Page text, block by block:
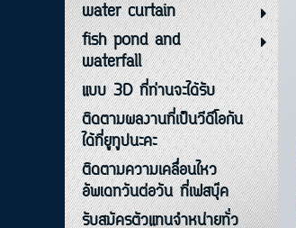
water curtain
fish pond and
waterfall
แบบ 3D ที่ท่านจะได้รับ
ติดตามผลงานที่เป็นวีดีโอกัน
ได้ที่ยูทูปนะคะ
ติดตามความเคลื่อนไหว
อัพเดทวันต่อวัน ที่เฟสบุ๊ค
รับสมัครตัวแทนจำหน่ายทั่ว